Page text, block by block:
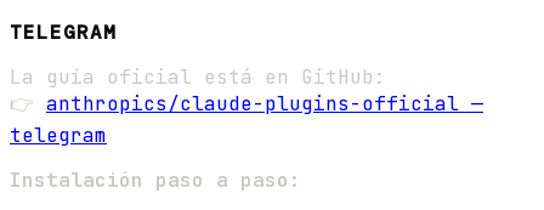
TELEGRAM
La guía oficial está en GitHub:
👉 anthropics/claude-plugins-official —
telegram
Instalación paso a paso: